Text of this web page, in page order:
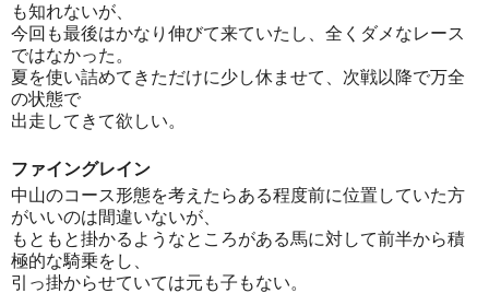
も知れないが、
今回も最後はかなり伸びて来ていたし、全くダメなレース
ではなかった。
夏を使い詰めてきただけに少し休ませて、次戦以降で万全
の状態で
出走してきて欲しい。
ファイングレイン
中山のコース形態を考えたらある程度前に位置していた方
がいいのは間違いないが、
もともと掛かるようなところがある馬に対して前半から積
極的な騎乗をし、
引っ掛からせていては元も子もない。